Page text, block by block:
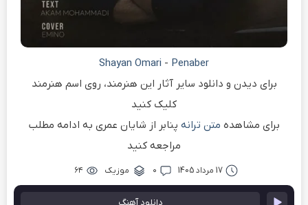
Shayan Omari - Penaber
برای دیدن و دانلود سایر آثار این هنرمند، روی اسم هنرمند
کلیک کنید
برای مشاهده متن ترانه پنابر از شایان عمری به ادامه مطلب
مراجعه کنید
17 مرداد 1405 ۰ موزیک ۶۴
دانلود آهنگ